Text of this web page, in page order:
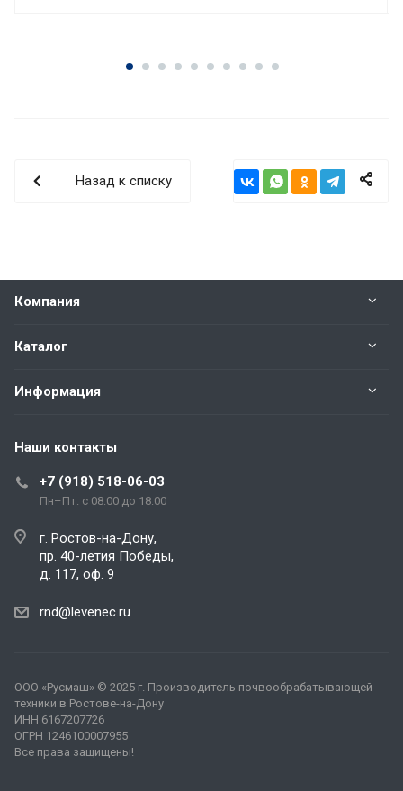
Назад к списку
Компания
Каталог
Информация
Наши контакты
+7 (918) 518-06-03
Пн–Пт: с 08:00 до 18:00
г. Ростов-на-Дону,
пр. 40-летия Победы,
д. 117, оф. 9
rnd@levenec.ru
ООО «Русмаш» © 2025 г. Производитель почвообрабатывающей
техники в Ростове-на-Дону
ИНН 6167207726
ОГРН 1246100007955
Все права защищены!